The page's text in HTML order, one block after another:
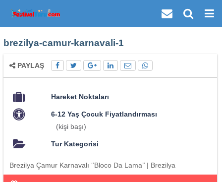
brezilya-camur-karnavali-1
PAYLAŞ
Hareket Noktaları
6-12 Yaş Çocuk Fiyatlandırması
(kişi başı)
Tur Kategorisi
Brezilya Çamur Karnavalı ‘’Bloco Da Lama’’ | Brezilya